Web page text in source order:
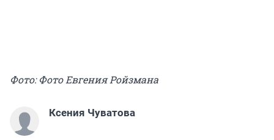
Фото: Фото Евгения Ройзмана
Ксения Чуватова